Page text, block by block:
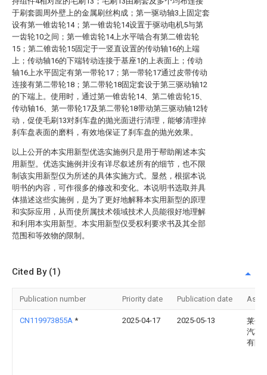
于刷套圆周外壁上的金属刷丝构成；第一驱动轴3上固定套
设有第一锥齿轮14；第一锥齿轮14设置于驱动电机5与第
一齿轮10之间；第一锥齿轮14上水平啮合有第二锥齿轮
15；第二锥齿轮15固定于一竖直设置的传动轴16的上端
上；传动轴16的下端转动连接于基座1的上表面上；传动
轴16上水平固定有第一带轮17；第一带轮17通过皮带传动
连接有第二带轮18；第二带轮18固定套设于第三驱动轴12
的下端上。使用时，通过第一锥齿轮14、第二锥齿轮15、
传动轴16、第一带轮17及第二带轮18带动第三驱动轴12转
动，促使毛刷13对刹车盘的抛光面进行清理，能够清理掉
刹车盘表面的磨料，有效地保证了刹车盘的抛光效果。
以上公开的本实用新型优选实施例只是用于帮助阐述本实
用新型。优选实施例并没有详尽叙述所有的细节，也不限
制该实用新型仅为所述的具体实施方式。显然，根据本说
明书的内容，可作很多的修改和变化。本说明书选取并具
体描述这些实施例，是为了更好地解释本实用新型的原理
和实际应用，从而使所属技术领域技术人员能很好地理解
和利用本实用新型。本实用新型仅受权利要求书及其全部
范围和等效物的限制。
Cited By (1)
Publication number Priority date Publication date
CN119973855A * 2025-04-17 2025-05-13
莱州
汽车
有限